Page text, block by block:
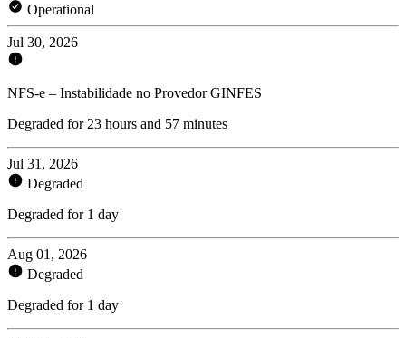
Operational
Jul 30, 2026
NFS-e – Instabilidade no Provedor GINFES
Degraded for 23 hours and 57 minutes
Jul 31, 2026
Degraded
Degraded for 1 day
Aug 01, 2026
Degraded
Degraded for 1 day